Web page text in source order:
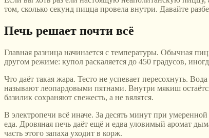
том, сколько секунд пицца провела внутри. Давайте
Печь решает почти всё
Главная разница начинается с температуры. Обычная
другом режиме: купол раскаляется до 450 градусов,
Что даёт такая жара. Тесто не успевает пересохнуть.
называют леопардовыми пятнами. Внутри мякиш
базилик сохраняют свежесть, а не вялятся.
В электропечи всё иначе. За десять минут при
еда. Дровяная печь даёт ещё и едва уловимый аромат
часть этого запаха уходит в корж.